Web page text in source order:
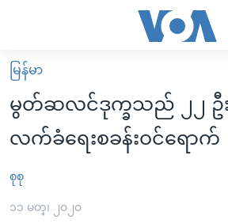
လွယ်ကူ
စေ
များ
ပင်မ
မူလစာမျက်နှာ
မြန်မာ
ကမ္ဘာ့သတင်းများ
မြန်မာ
မွတ်ဆလင်ဒုက္ခသည် ၂၂ ဦ
လက်ခံရေးစခန်းဝင်ရောက်
စုစု
၁၁ မတ္၊ ၂၀၂၀